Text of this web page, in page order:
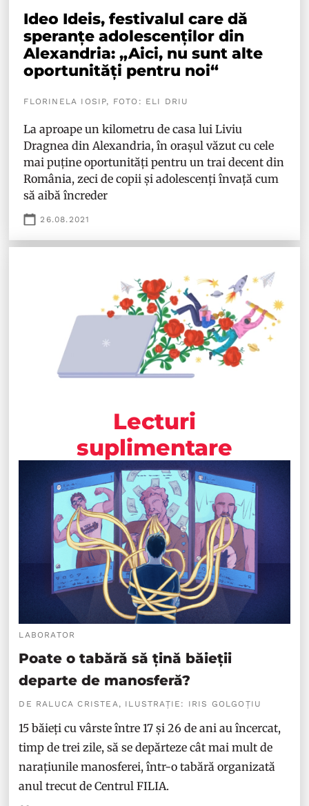
Ideo Ideis, festivalul care dă
speranțe adolescenților din
Alexandria: „Aici, nu sunt alte
oportunități pentru noi“
FLORINELA IOSIP, FOTO: ELI DRIU
La aproape un kilometru de casa lui Liviu
Dragnea din Alexandria, în orașul văzut cu cele
mai puține oportunități pentru un trai decent din
România, zeci de copii și adolescenți învață cum
să aibă încreder
26.08.2021
Lecturi
suplimentare
LABORATOR
Poate o tabără să țină băieții
departe de manosferă?
DE RALUCA CRISTEA, ILUSTRAȚIE: IRIS GOLGOȚIU
15 băieți cu vârste între 17 și 26 de ani au încercat,
timp de trei zile, să se depărteze cât mai mult de
narațiunile manosferei, într-o tabără organizată
anul trecut de Centrul FILIA.